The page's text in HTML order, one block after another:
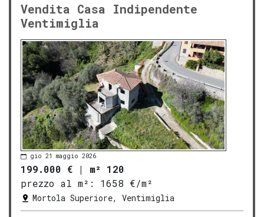
Vendita Casa Indipendente
Ventimiglia
gio 21 maggio 2026
199.000 € | m² 120
prezzo al m²:
1658 €/m²
Mortola Superiore, Ventimiglia